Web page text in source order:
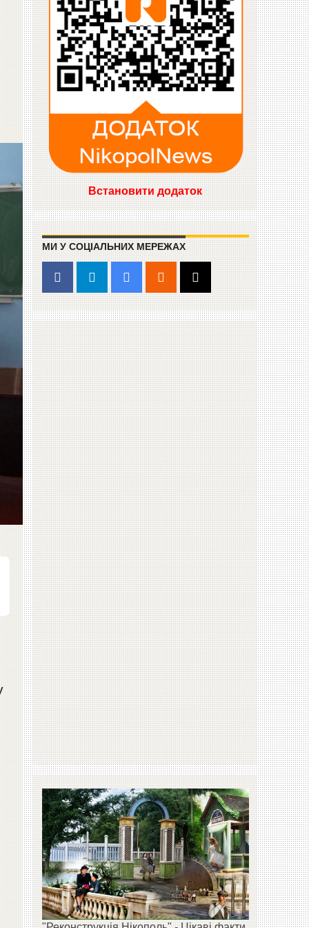
Встановити додаток
МИ У СОЦІАЛЬНИХ МЕРЕЖАХ